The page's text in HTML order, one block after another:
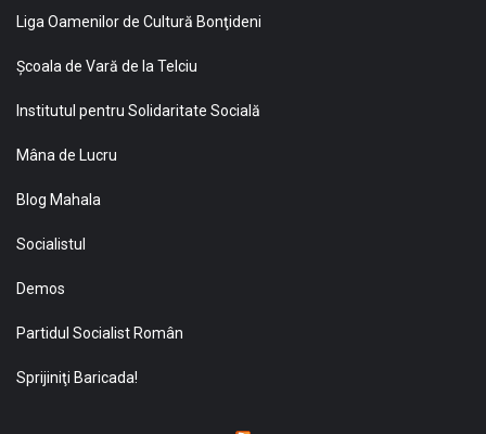
Liga Oamenilor de Cultură Bonţideni
Şcoala de Vară de la Telciu
Institutul pentru Solidaritate Socială
Mâna de Lucru
Blog Mahala
Socialistul
Demos
Partidul Socialist Român
Sprijiniţi Baricada!